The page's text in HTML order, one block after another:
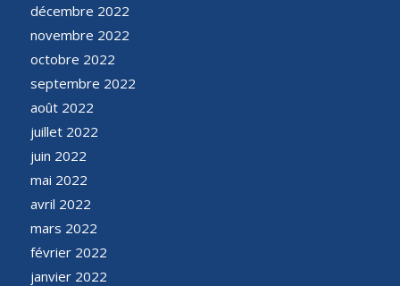
décembre 2022
novembre 2022
octobre 2022
septembre 2022
août 2022
juillet 2022
juin 2022
mai 2022
avril 2022
mars 2022
février 2022
janvier 2022